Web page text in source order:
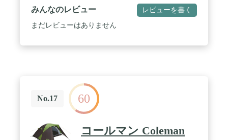
イロンリップストップ ( PU/シリコンコーティン
グ、シームテープ加工、耐水圧1,500mm ) ・インナ
ー:ポリエステルメッシュ ・インナーボトム:20Dナ
みんなのレビュー レビューを書く
まだレビューはありません
No.17 60
コールマン Coleman